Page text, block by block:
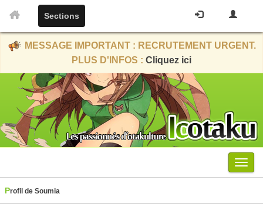
Sections
MESSAGE IMPORTANT : RECRUTEMENT URGENT.
PLUS D'INFOS : Cliquez ici
Menu
Profil de Soumia